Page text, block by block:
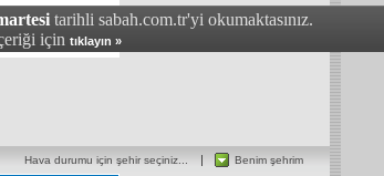
tarihli sabah.com.tr'yi okumaktasınız.
için tıklayın »
Benim şehrim
Hava durumu için şehir seçiniz...